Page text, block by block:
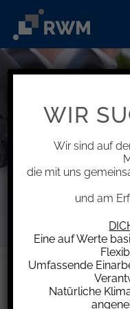
Inhalt
springen
„Beratung
WIR
Wir sind auf
die mit uns
und am
Eine auf Werte
Umfassende
Natürliche